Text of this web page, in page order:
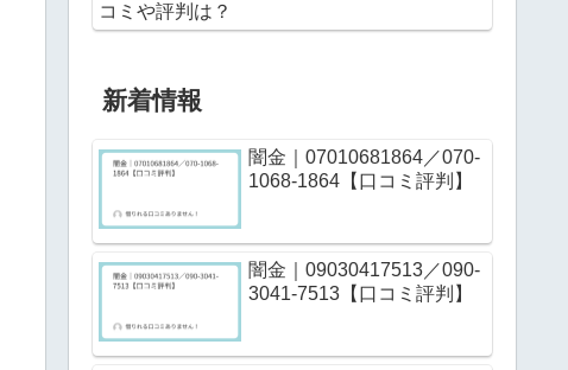
コミや評判は？
新着情報
闇金｜07010681864／070-
1068-1864【口コミ評判】
闇金｜09030417513／090-
3041-7513【口コミ評判】